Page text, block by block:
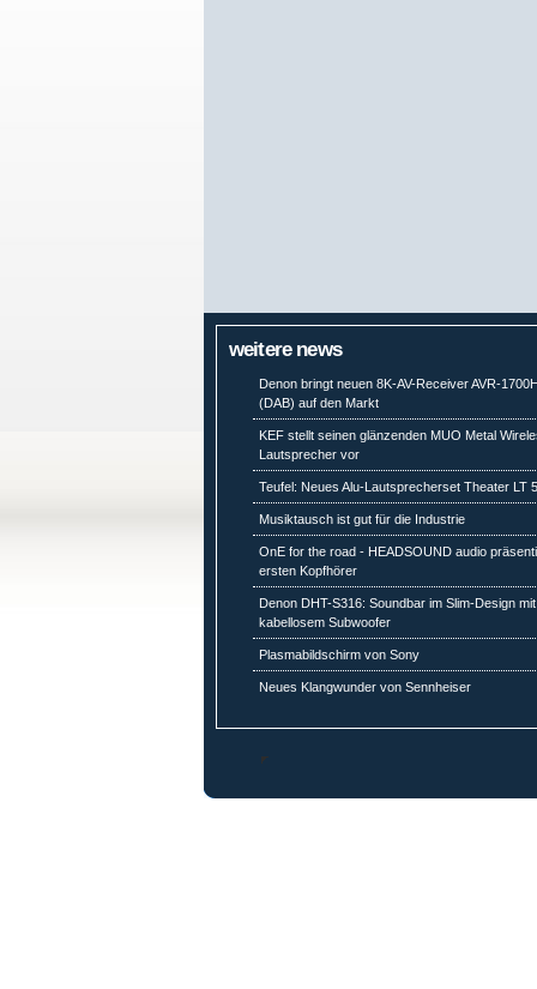
weitere news
Denon bringt neuen 8K-AV-Receiver AVR-
(DAB) auf den Markt
KEF stellt seinen glänzenden MUO Metal
Lautsprecher vor
Teufel: Neues Alu-Lautsprecherset Theater LT
Musiktausch ist gut für die Industrie
OnE for the road - HEADSOUND audio
ersten Kopfhörer
Denon DHT-S316: Soundbar im Slim-Design mit
kabellosem Subwoofer
Plasmabildschirm von Sony
Neues Klangwunder von Sennheiser